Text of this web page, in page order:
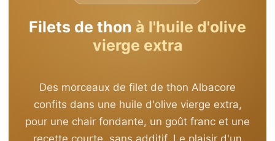
Filets de thon à l'huile d'olive
vierge extra
Des morceaux de filet de thon Albacore
confits dans une huile d'olive vierge extra,
pour une chair fondante, un goût franc et une
recette courte, sans additif. Le plaisir d'un